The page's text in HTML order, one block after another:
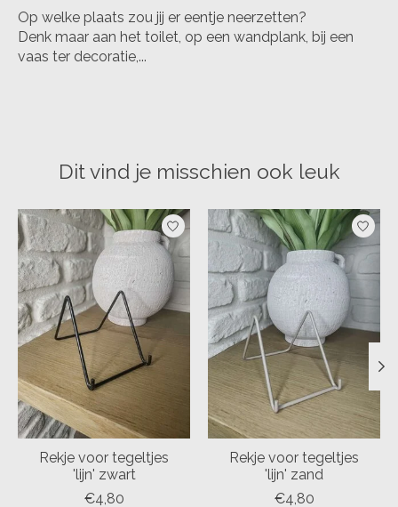
Op welke plaats zou jij er eentje neerzetten?
Denk maar aan het toilet, op een wandplank, bij een
vaas ter decoratie,...
Dit vind je misschien ook leuk
Items van productcarrousel
Rekje voor tegeltjes
'lijn' zwart
€4,80
Rekje voor tegeltjes
'lijn' zand
€4,80